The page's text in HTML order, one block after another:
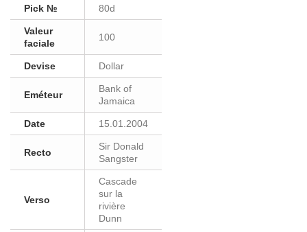
Pick № 80d
Valeur
faciale
100
Devise Dollar
Eméteur
Bank of
Jamaica
Date 15.01.2004
Recto
Sir Donald
Sangster
Verso
Cascade
sur la
rivière
Dunn